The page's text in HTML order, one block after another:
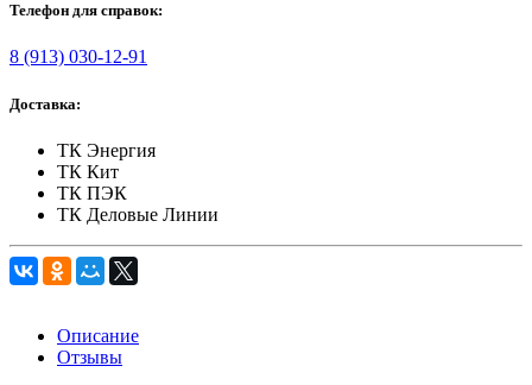
Телефон для справок:
8 (913) 030-12-91
Доставка:
ТК Энергия
ТК Кит
ТК ПЭК
ТК Деловые Линии
Описание
Отзывы